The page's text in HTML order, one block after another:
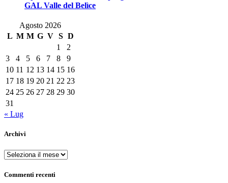
GAL Valle del Belìce
Agosto 2026
L M M G V S D
1
2
3
4 5 6 7 8
9
10 11 12 13 14 15 16
17 18 19 20 21 22 23
24 25 26 27 28 29 30
31
« Lug
Archivi
Archivi
Commenti recenti